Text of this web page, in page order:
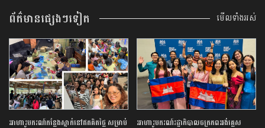
ព័ត៌មានផ្សេងៗទៀត មើលទាំងអស់
អាហារូបករណ៍​កន្លែង​ស្នាក់​នៅ​ឥត​គិត​ថ្លៃ​ ​សម្រាប់​
អាហារូបករណ៍​រដ្ឋាភិបាល​ចក្រភព​អង់គ្លេស​ ​